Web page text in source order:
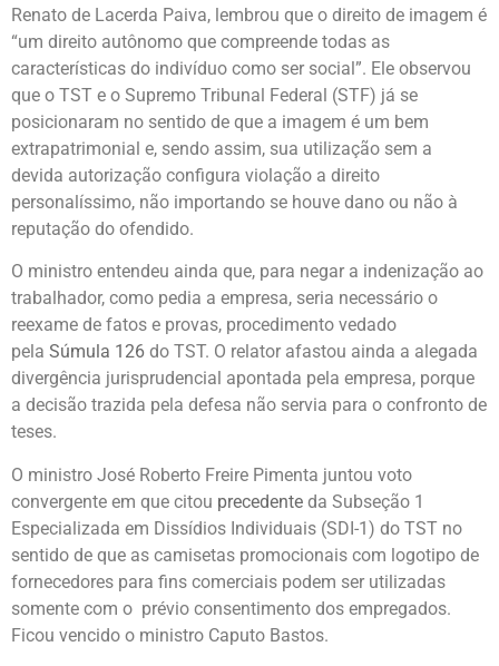
Renato de Lacerda Paiva, lembrou que o direito de imagem é
“um direito autônomo que compreende todas as
características do indivíduo como ser social”. Ele observou
que o TST e o Supremo Tribunal Federal (STF) já se
posicionaram no sentido de que a imagem é um bem
extrapatrimonial e, sendo assim, sua utilização sem a
devida autorização configura violação a direito
personalíssimo, não importando se houve dano ou não à
reputação do ofendido.
O ministro entendeu ainda que, para negar a indenização ao
trabalhador, como pedia a empresa, seria necessário o
reexame de fatos e provas, procedimento vedado
pela Súmula 126 do TST. O relator afastou ainda a alegada
divergência jurisprudencial apontada pela empresa, porque
a decisão trazida pela defesa não servia para o confronto de
teses.
O ministro José Roberto Freire Pimenta juntou voto
convergente em que citou precedente da Subseção 1
Especializada em Dissídios Individuais (SDI-1) do TST no
sentido de que as camisetas promocionais com logotipo de
fornecedores para fins comerciais podem ser utilizadas
somente com o prévio consentimento dos empregados.
Ficou vencido o ministro Caputo Bastos.